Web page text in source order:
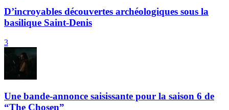
D’incroyables découvertes archéologiques sous la
basilique Saint-Denis
3
Une bande-annonce saisissante pour la saison 6 de
“The Chosen”